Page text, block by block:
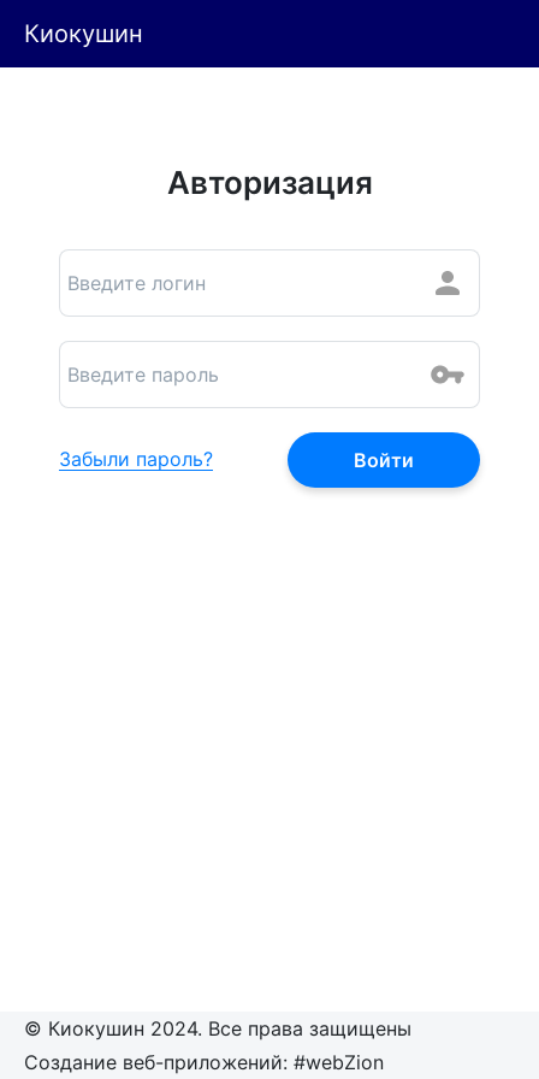
Киокушин
Авторизация
Забыли пароль?
© Киокушин 2024. Все права защищены
Создание веб-приложений: #webZion